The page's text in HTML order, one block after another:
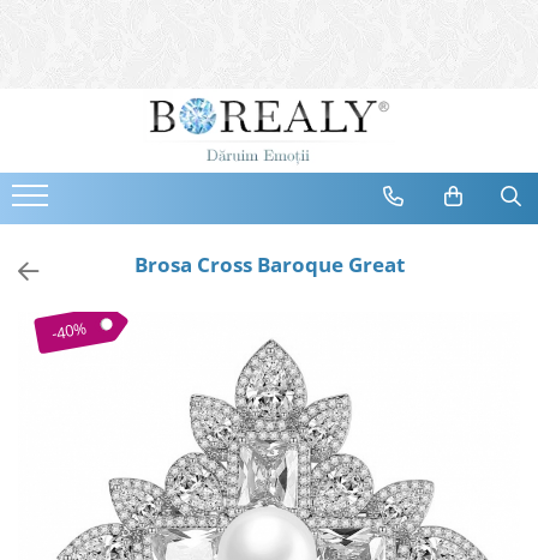
Bijuterii
Cercei
Bratari
Coliere
Brose
Tiare
Bijuterii Mirese
Reduceri
Brosa Cross Baroque Great
-40%